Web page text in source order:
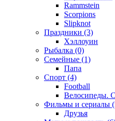
Rammstein
Scorpions
Slipknot
Праздники (3)
Хэллоуин
Рыбалка (0)
Семейные (1)
Папа
Спорт (4)
Football
Велосипеды.
Фильмы и сериалы
Друзья